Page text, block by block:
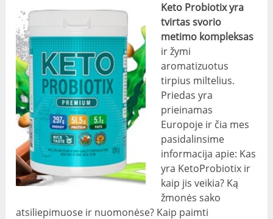
Keto Probiotix yra
tvirtas svorio
metimo kompleksas
ir žymi
aromatizuotus
tirpius miltelius.
Priedas yra
prieinamas
Europoje ir čia mes
pasidalinsime
informacija apie: Kas
yra KetoProbiotix ir
kaip jis veikia? Ką
žmonės sako
atsiliepimuose ir nuomonėse? Kaip paimti